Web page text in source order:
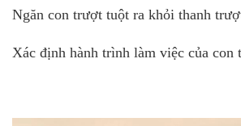
Ngăn con trượt tuột ra khỏi thanh
Xác định hành trình làm việc của con